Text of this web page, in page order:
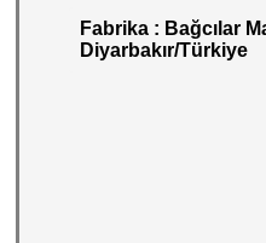
Fabrika : Bağcılar
Diyarbakır/Türkiye